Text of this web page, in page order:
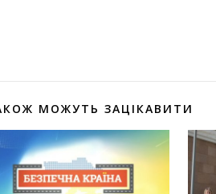
МОЖУТЬ ЗАЦІКАВИТИ